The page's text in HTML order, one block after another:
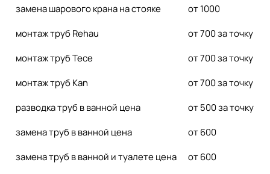
замена шарового крана на стояке
от 1000
монтаж труб Rehau
от 700 за точку
монтаж труб Tece
от 700 за точку
монтаж труб Kan
от 700 за точку
разводка труб в ванной цена
от 500 за точку
замена труб в ванной цена
от 600
замена труб в ванной и туалете цена
от 600